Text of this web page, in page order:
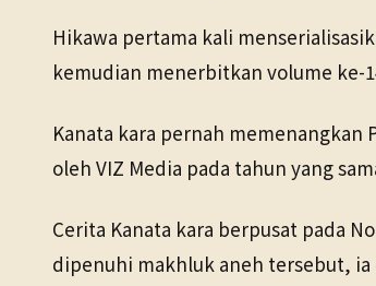
Hikawa pertama kali
kemudian menerbitkan volume ke-
Kanata kara pernah memenangkan
oleh VIZ Media pada tahun yang
Cerita Kanata kara berpusat pada
dipenuhi makhluk aneh tersebut, ia